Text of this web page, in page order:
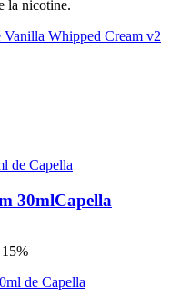
la nicotine.
Whipped Cream v2
30mlCapella